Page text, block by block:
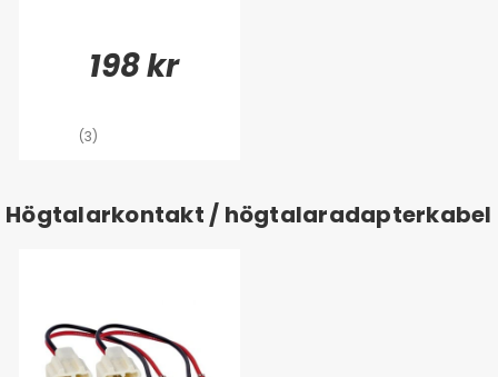
198 kr
(3)
Högtalarkontakt / högtalaradapterkabel